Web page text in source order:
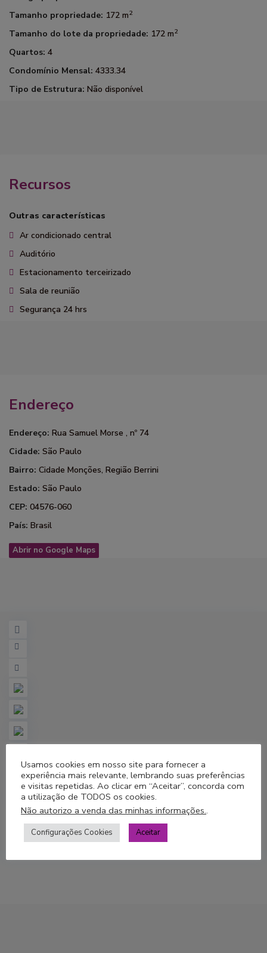
Tamanho propriedade: 172 m2
Tamanho do lote da propriedade: 172 m2
Quartos: 4
Condomínio Mensal: 4333.34
Tipo de Estrutura: Não disponível
Recursos
Outras características
Ar condicionado central
Auditório
Estacionamento terceirizado
Sala de reunião
Segurança 24 hrs
Endereço
Endereço: Rua Samuel Morse , nº 74
Cidade: São Paulo
Bairro: Cidade Monções, Região Berrini
Estado: São Paulo
CEP: 04576-060
País: Brasil
Abrir no Google Maps
Usamos cookies em nosso site para fornecer a
experiência mais relevante, lembrando suas preferências
e visitas repetidas. Ao clicar em “Aceitar”, concorda com
a utilização de TODOS os cookies.
Não autorizo a venda das minhas informações..
Configurações Cookies Aceitar